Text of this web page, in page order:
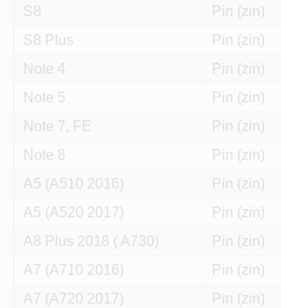
S8
Pin (zin)
S8 Plus
Pin (zin)
Note 4
Pin (zin)
Note 5
Pin (zin)
Note 7, FE
Pin (zin)
Note 8
Pin (zin)
A5 (A510 2016)
Pin (zin)
A5 (A520 2017)
Pin (zin)
A8 Plus 2018 ( A730)
Pin (zin)
A7 (A710 2016)
Pin (zin)
A7 (A720 2017)
Pin (zin)